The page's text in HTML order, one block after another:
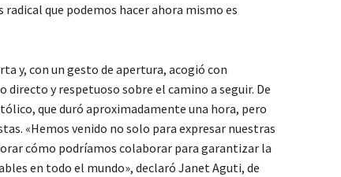
que podemos hacer ahora mismo es
y, con un gesto de apertura, acogió con
y respetuoso sobre el camino a seguir. De
que duró aproximadamente una hora, pero
«Hemos venido no solo para expresar nuestras
cómo podríamos colaborar para garantizar la
en todo el mundo», declaró Janet Aguti, de